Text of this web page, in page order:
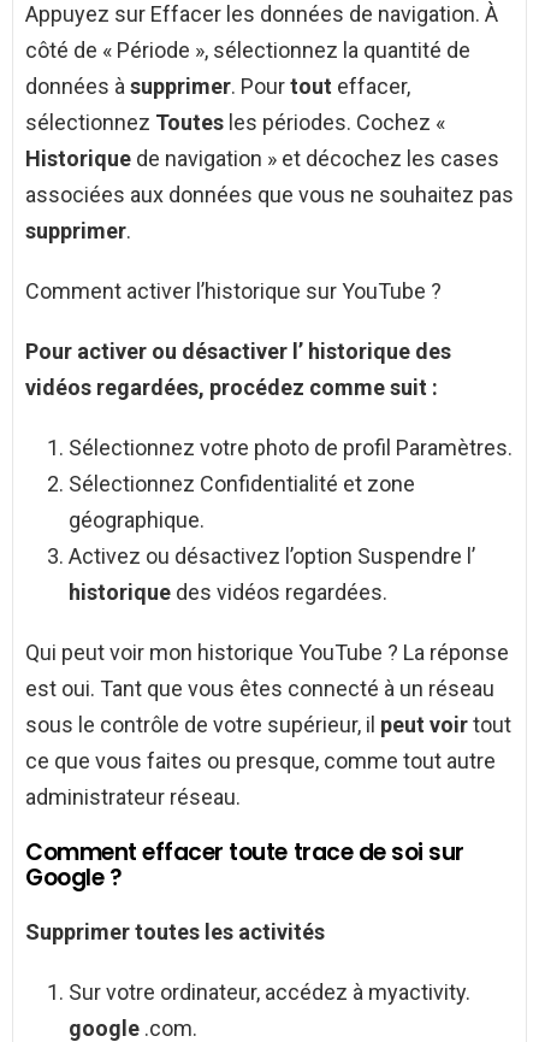
Appuyez sur Effacer les données de navigation. À
côté de « Période », sélectionnez la quantité de
données à supprimer. Pourtout effacer,
sélectionnez Toutes les périodes. Cochez «
Historique de navigation » et décochez les cases
associées aux données que vous ne souhaitez pas
supprimer.
Comment activer l’historique sur YouTube ?
Pour activer ou désactiver l’ historique des
vidéos regardées, procédez comme suit :
Sélectionnez votre photo de profil Paramètres.
Sélectionnez Confidentialité et zone
géographique.
Activez ou désactivez l’option Suspendre l’
historique des vidéos regardées.
Qui peut voir mon historique YouTube ? La réponse
est oui. Tant que vous êtes connecté à un réseau
sous le contrôle de votre supérieur, il peut voirtout
ce que vous faites ou presque, comme tout autre
administrateur réseau.
Comment effacer toute trace de soi sur
Google ?
Supprimertoutes les activités
Sur votre ordinateur, accédez à myactivity.
google .com.